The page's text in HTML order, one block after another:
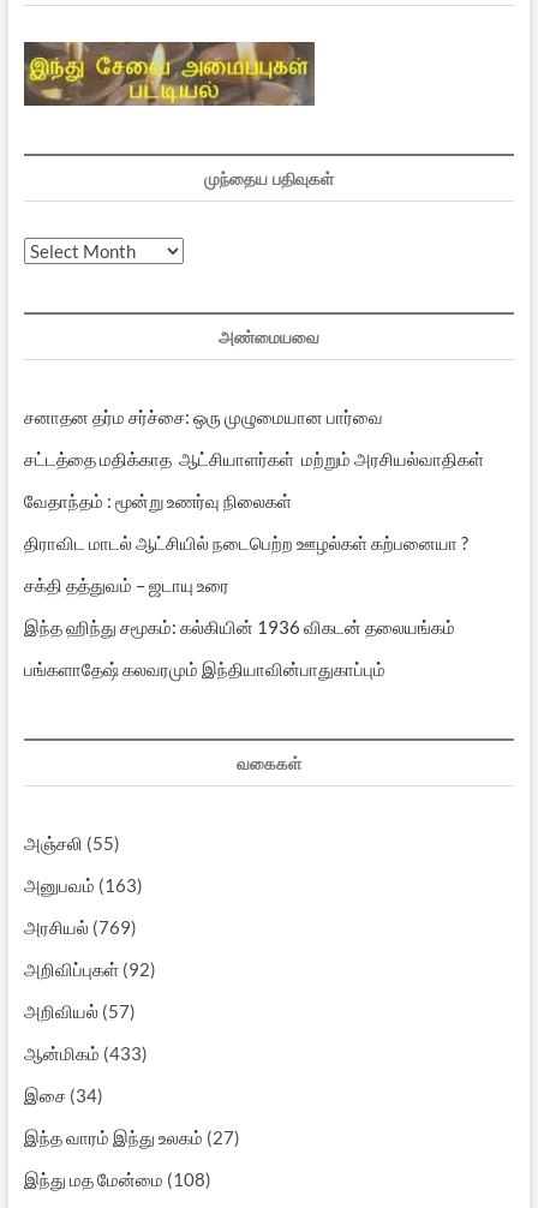
முந்தைய பதிவுகள்
முந்தைய
அண்மையவை
சனாதன தர்ம சர்ச்சை: ஒரு முழுமையான பார்வை
சட்டத்தை மதிக்காத ஆட்சியாளர்கள் மற்றும் அரசியல்வாதிகள்
வேதாந்தம் : மூன்று உணர்வு நிலைகள்
திராவிட மாடல் ஆட்சியில் நடைபெற்ற ஊழல்கள் கற்பனையா ?
சக்தி தத்துவம் – ஜடாயு உரை
இந்த ஹிந்து சமூகம்: கல்கியின் 1936 விகடன் தலையங்கம்
பங்களாதேஷ் கலவரமும் இந்தியாவின்பாதுகாப்பும்
வகைகள்
அஞ்சலி (55)
அனுபவம் (163)
அரசியல்(769)
அறிவிப்புகள்(92)
அறிவியல்(57)
ஆன்மிகம் (433)
இசை(34)
இந்த வாரம் இந்து உலகம் (27)
இந்து மத மேன்மை (108)